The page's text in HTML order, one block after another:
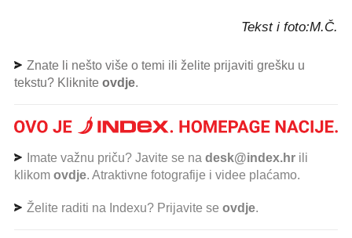
Tekst i foto:M.Č.
Znate li nešto više o temi ili želite prijaviti grešku u
tekstu? Kliknite ovdje.
Imate važnu priču? Javite se na desk@index.hr ili
klikom ovdje. Atraktivne fotografije i videe plaćamo.
Želite raditi na Indexu? Prijavite se ovdje.